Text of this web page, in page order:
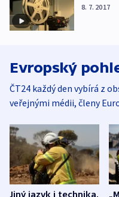
8. 7. 2017
Evropský
ČT24 každý den vybírá z
veřejnými médii, členy
Jiný jazyk i technika.